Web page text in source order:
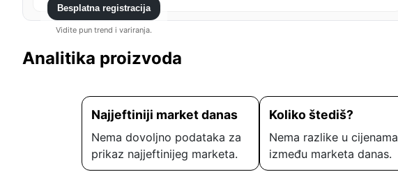
Besplatna registracija
Vidite pun trend i variranja.
Analitika proizvoda
Najjeftiniji market danas
Nema dovoljno podataka za
prikaz najjeftinijeg marketa.
Koliko štediš?
Nema razlike u cijenama
između marketa danas.